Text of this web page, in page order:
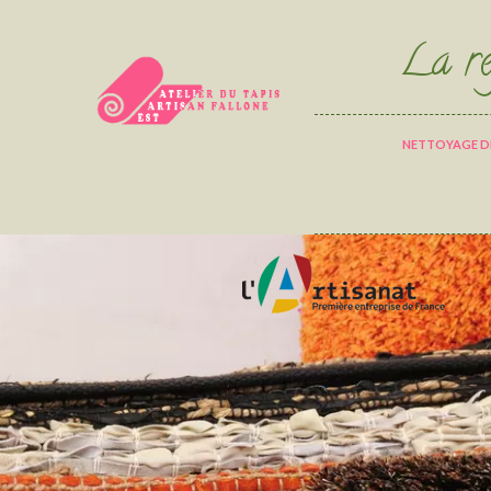
La
NETTOYAGE